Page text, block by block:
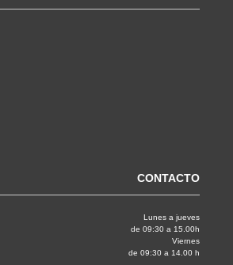
CONTACTO
Lunes a jueves
de 09:30 a 15.00h
Viernes
de 09:30 a 14.00 h